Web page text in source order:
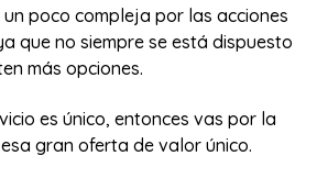
poco compleja por las acciones
que no siempre se está dispuesto
más opciones.
es único, entonces vas por la
gran oferta de valor único.